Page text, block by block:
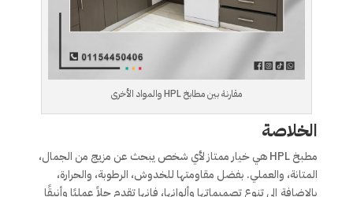
مقارنة بين مطابخ HPL والمواد الأخرى
الخلاصة
مطبخ HPL هي خيار ممتاز لأي شخص يبحث عن مزيج من الجمال،
المتانة، والعملي. بفضل مقاومتها للخدوش، الرطوبة، والحرارة،
بالإضافة إلى تنوع تصميماتها وألوانها، فإنها تقدم حلاً عمليًا وأنيقًا